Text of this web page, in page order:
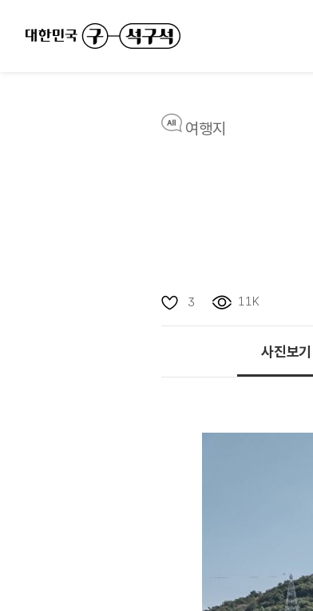
여행지
3 11K
사진보기